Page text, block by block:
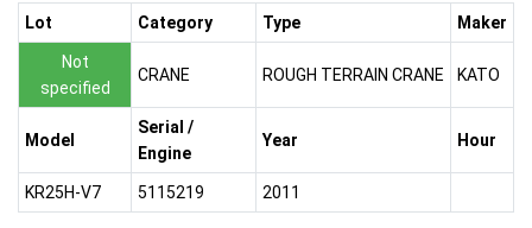
Lot Category Type Maker
Not
specified
CRANE ROUGH TERRAIN CRANE KATO
Model
Serial /
Engine
Year Hour
KR25H-V7 5115219 2011